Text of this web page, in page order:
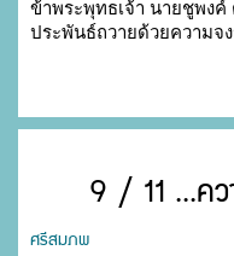
ข้าพระพุทธเจ้า นายชูพง
ประพันธ์ถวายด้วยความจ
9 / 11 ...ค
ศรีสมภพ